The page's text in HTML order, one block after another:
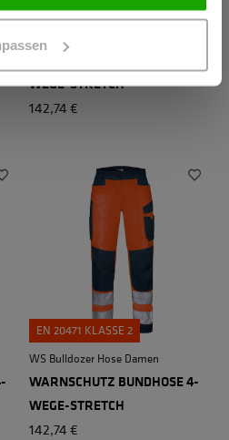
EN 20471 KLASSE 1
WEGE-STRETCH
142,74 €
EN 20471 KLASSE 2
WS Bulldozer Hose Damen
WARNSCHUTZ BUNDHOSE 4-
WEGE-STRETCH
142,74 €